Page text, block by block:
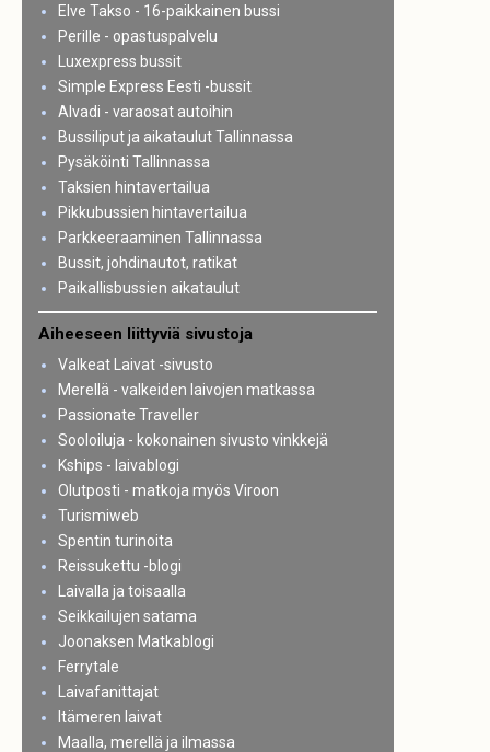
Elve Takso - 16-paikkainen bussi
Perille - opastuspalvelu
Luxexpress bussit
Simple Express Eesti -bussit
Alvadi - varaosat autoihin
Bussiliput ja aikataulut Tallinnassa
Pysäköinti Tallinnassa
Taksien hintavertailua
Pikkubussien hintavertailua
Parkkeeraaminen Tallinnassa
Bussit, johdinautot, ratikat
Paikallisbussien aikataulut
Aiheeseen liittyviä sivustoja
Valkeat Laivat -sivusto
Merellä - valkeiden laivojen matkassa
Passionate Traveller
Sooloiluja - kokonainen sivusto vinkkejä
Kships - laivablogi
Olutposti - matkoja myös Viroon
Turismiweb
Spentin turinoita
Reissukettu -blogi
Laivalla ja toisaalla
Seikkailujen satama
Joonaksen Matkablogi
Ferrytale
Laivafanittajat
Itämeren laivat
Maalla, merellä ja ilmassa